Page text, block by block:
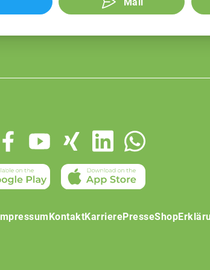
Impressum KontaktKarrierePresseShop